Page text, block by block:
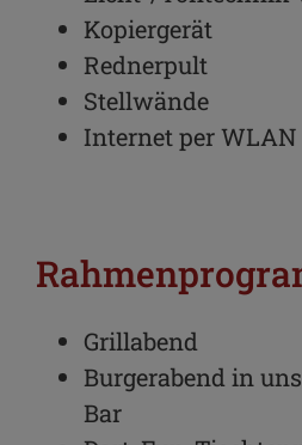
Kopiergerät
Rednerpult
Stellwände
Internet per WLAN
Grillabend
Burgerabend in
Bar